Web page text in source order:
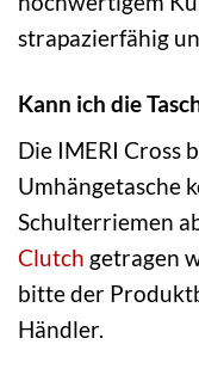
strapazierfähig
Kann ich die
Die IMERI Cross
Umhängetasche
Schulterriemen
Clutch getragen
bitte der
Händler.